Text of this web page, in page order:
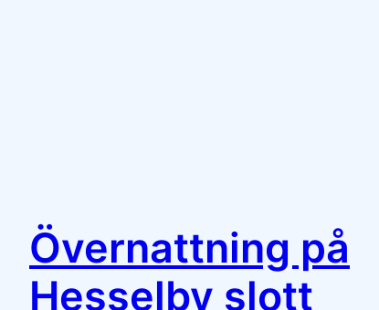
Övernattning på
Hesselby slott